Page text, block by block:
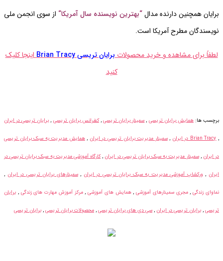
برایان همچنین دارنده مدال“بهترین نویسنده سال آمریکا“ از سوی انجمن ملی
نویسندگان مطرح آمریکا است.
لطفاً برای مشاهده و خرید محصولاتبرایان تریسی Brian Tracy
اینجا کلیک
کنید
برچسب ها:همایش برایان تریسی ,سمینار برایان تریسی,کنفرانس برایان تریسی ,برایان تریسی در ایران
,
Brian Tracyدر ایران ,سمینار مدیریت برایان تریسی در ایران ,همایش مدیریت به سبک برایان تریسی
در ایران ,سمینار مدیریت به سبک برایان تریسی در ایران,کارگاه آموزشی مدیریت به سبک برایان تریسی در
ایران,ورکشاپ آموزشی مدیریت به سبک برایان تریسی در ایران ,سمینارهای برایان تریسی در ایران ,
نماوای زندگی,مجری سمینارهای آموزشی,همایش های آموزشی,مرکز آموزش مهارت های زندگی , برایان
تریسی , برایان تریسی در ایران , سی دی های برایان تریسی , محصولات برایان تریسی , برایان تریسی